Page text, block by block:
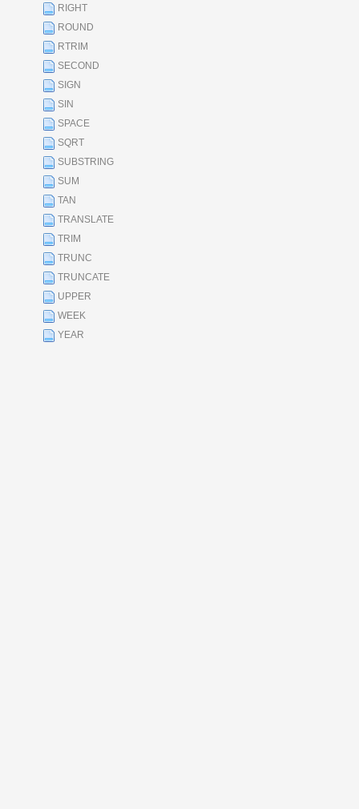
RIGHT
ROUND
RTRIM
SECOND
SIGN
SIN
SPACE
SQRT
SUBSTRING
SUM
TAN
TRANSLATE
TRIM
TRUNC
TRUNCATE
UPPER
WEEK
YEAR